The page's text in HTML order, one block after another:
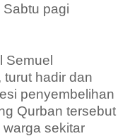
pagi
Semuel
turut hadir dan
penyembelihan
Qurban tersebut
sekitar